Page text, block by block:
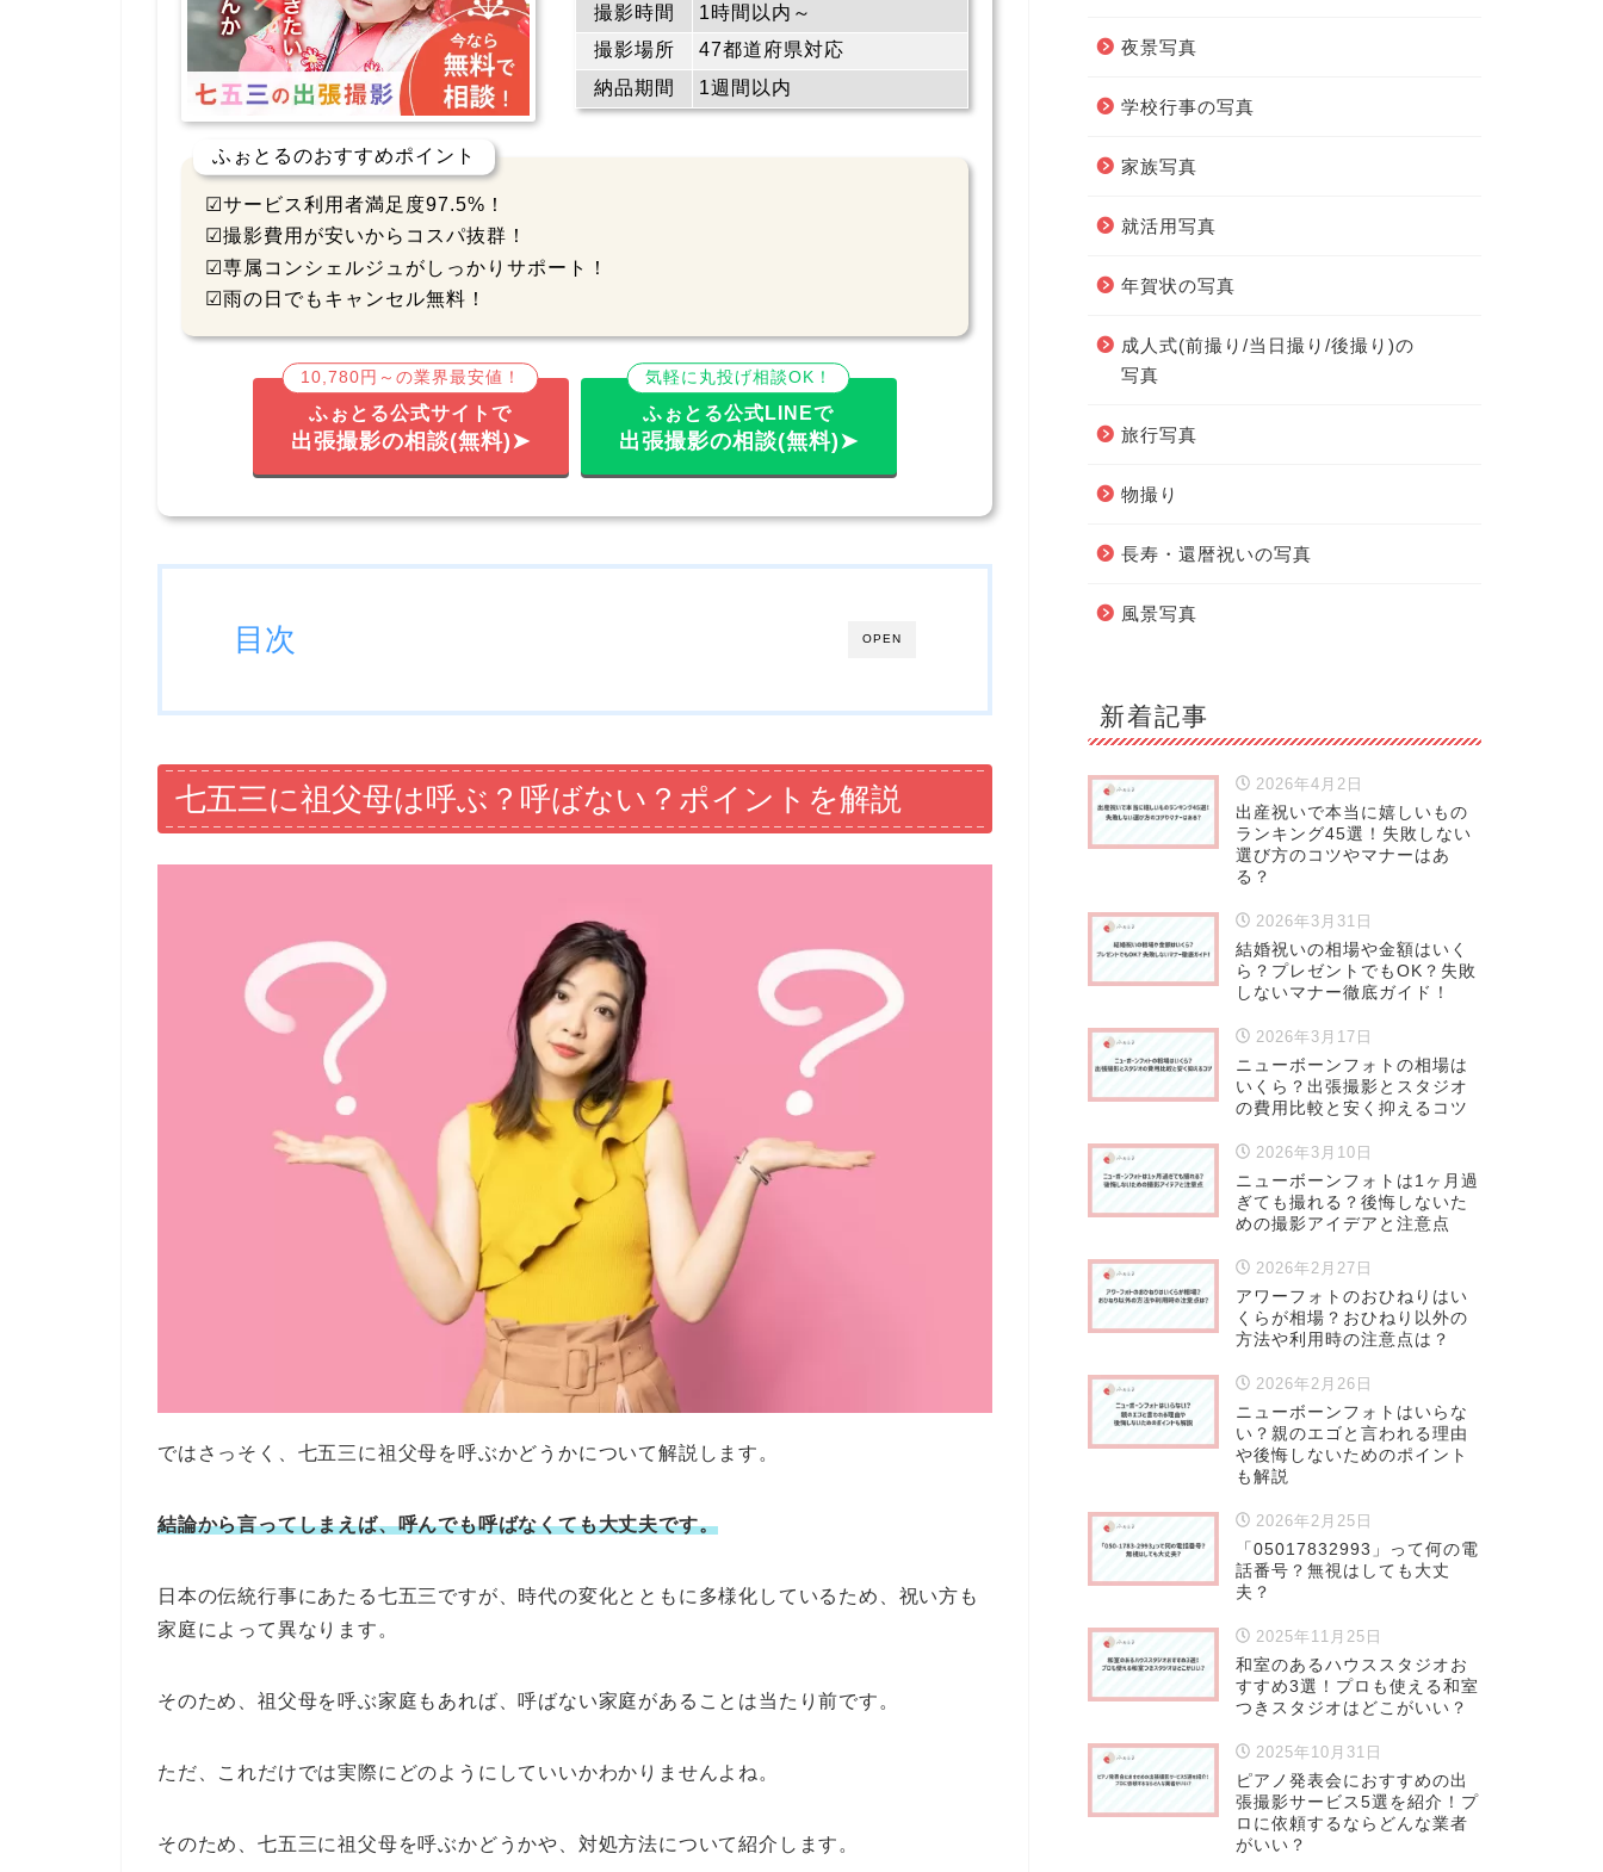
撮影時間
1時間以内～
撮影場所
47都道府県対応
納品期間
1週間以内
ふぉとるのおすすめポイント
☑サービス利用者満足度97.5%！
☑撮影費用が安いからコスパ抜群！
☑専属コンシェルジュがしっかりサポート！
☑雨の日でもキャンセル無料！
10,780円～の業界最安値！
ふぉとる公式サイトで
出張撮影の相談(無料)➤
気軽に丸投げ相談OK！
ふぉとる公式LINEで
出張撮影の相談(無料)➤
OPEN
目次
七五三に祖父母は呼ぶ？呼ばない？ポイントを解説
ではさっそく、七五三に祖父母を呼ぶかどうかについて解説します。
結論から言ってしまえば、呼んでも呼ばなくても大丈夫です。
日本の伝統行事にあたる七五三ですが、時代の変化とともに多様化しているため、祝い方も
家庭によって異なります。
そのため、祖父母を呼ぶ家庭もあれば、呼ばない家庭があることは当たり前です。
ただ、これだけでは実際にどのようにしていいかわかりませんよね。
そのため、七五三に祖父母を呼ぶかどうかや、対処方法について紹介します。
夜景写真
学校行事の写真
家族写真
就活用写真
年賀状の写真
成人式(前撮り/当日撮り/後撮り)の
写真
旅行写真
物撮り
長寿・還暦祝いの写真
風景写真
新着記事
2026年4月2日
出産祝いで本当に嬉しいもの
ランキング45選！失敗しない
選び方のコツやマナーはあ
る？
2026年3月31日
結婚祝いの相場や金額はいく
ら？プレゼントでもOK？失敗
しないマナー徹底ガイド！
2026年3月17日
ニューボーンフォトの相場は
いくら？出張撮影とスタジオ
の費用比較と安く抑えるコツ
2026年3月10日
ニューボーンフォトは1ヶ月過
ぎても撮れる？後悔しないた
めの撮影アイデアと注意点
2026年2月27日
アワーフォトのおひねりはい
くらが相場？おひねり以外の
方法や利用時の注意点は？
2026年2月26日
ニューボーンフォトはいらな
い？親のエゴと言われる理由
や後悔しないためのポイント
も解説
2026年2月25日
「05017832993」って何の電
話番号？無視はしても大丈
夫？
2025年11月25日
和室のあるハウススタジオお
すすめ3選！プロも使える和室
つきスタジオはどこがいい？
2025年10月31日
ピアノ発表会におすすめの出
張撮影サービス5選を紹介！プ
ロに依頼するならどんな業者
がいい？